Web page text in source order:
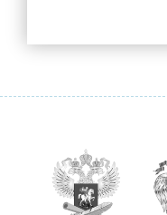
Снижение